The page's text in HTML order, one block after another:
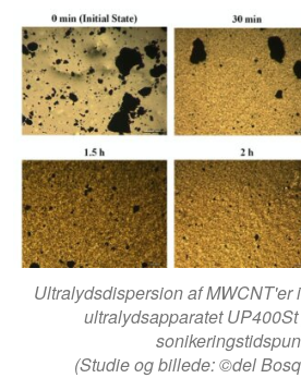
Ultralydsdispersion af
ultralydsapparatet
(Studie og billede: ©del